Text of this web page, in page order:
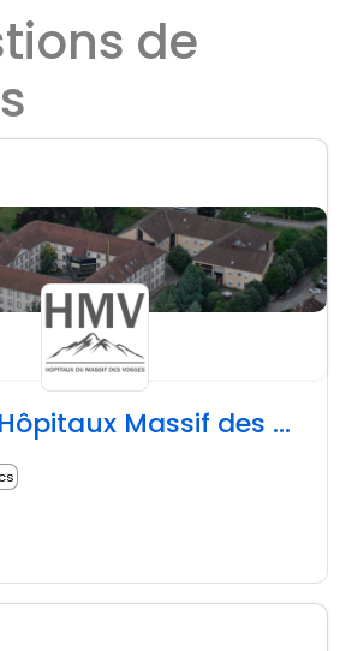
de
CHI HMV - Hôpitaux Massif des Vosges